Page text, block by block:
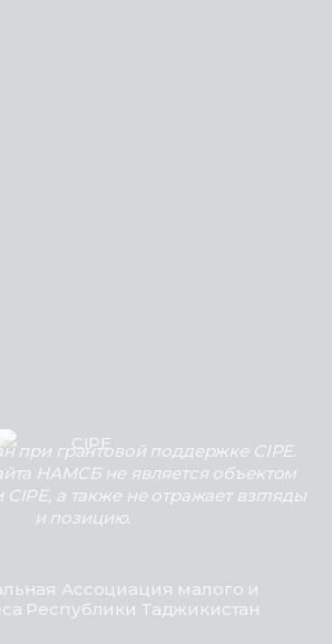
при грантовой поддержке CIPE.
НАМСБ не является объектом
CIPE, а также не отражает взгляды
и позицию.
Ассоциация малого и
Республики Таджикистан